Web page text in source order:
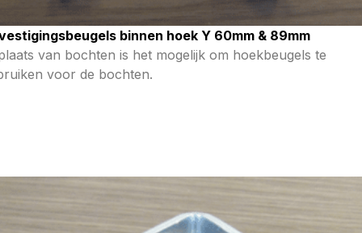
binnen hoek Y 60mm & 89mm
van bochten is het mogelijk om hoekbeugels te
voor de bochten.